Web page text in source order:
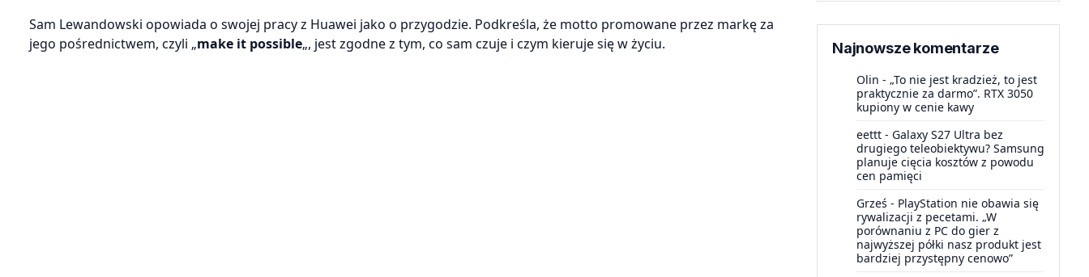
Sam Lewandowski opowiada o swojej pracy z Huawei jako o przygodzie. Podkreśla, że motto promowane przez markę za
jego pośrednictwem, czyli „make it possible„, jest zgodne z tym, co sam czuje i czym kieruje się w życiu. Najnowsze komentarze
Olin - „To nie jest kradzież, to jest
praktycznie za darmo”. RTX 3050
kupiony w cenie kawy
eettt - Galaxy S27 Ultra bez
drugiego teleobiektywu? Samsung
planuje cięcia kosztów z powodu
cen pamięci
Grześ - PlayStation nie obawia się
rywalizacji z pecetami. „W
porównaniu z PC do gier z
najwyższej półki nasz produkt jest
bardziej przystępny cenowo”